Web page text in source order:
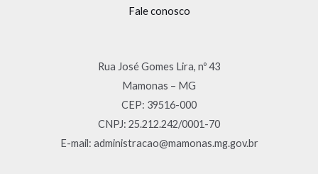
Fale conosco
Rua José Gomes Lira, nº 43
Mamonas – MG
CEP: 39516-000
CNPJ: 25.212.242/0001-70
E-mail: administracao@mamonas.mg.gov.br